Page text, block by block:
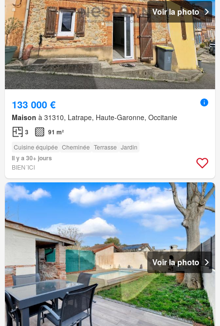
Voir la photo
133 000 €
Maison à 31310, Latrape, Haute-Garonne, Occitanie
3 91 m²
Cuisine équipée Cheminée Terrasse Jardin
Il y a 30+ jours
BIEN´ICI
Voir la photo